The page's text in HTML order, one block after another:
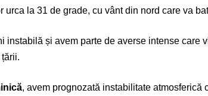
urca la 31 de grade, cu vânt din nord care va
instabilă și avem parte de averse intense
, avem prognozată instabilitate